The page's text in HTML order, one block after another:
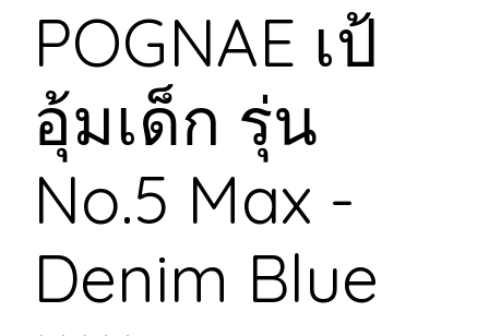
POGNAE เป้
อุ้มเด็ก รุ่น
No.5 Max -
Denim Blue